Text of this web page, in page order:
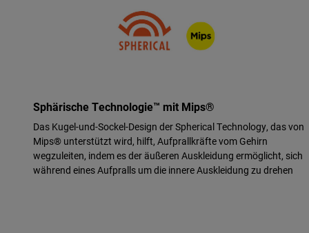
Sphärische Technologie™ mit Mips®
Das Kugel-und-Sockel-Design der Spherical Technology, das von
Mips® unterstützt wird, hilft, Aufprallkräfte vom Gehirn
wegzuleiten, indem es der äußeren Auskleidung ermöglicht, sich
während eines Aufpralls um die innere Auskleidung zu drehen